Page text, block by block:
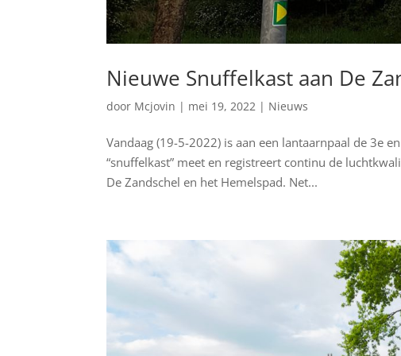
Nieuwe Snuffelkast aan De
door Mcjovin | mei 19, 2022 | Nieuws
Vandaag (19-5-2022) is aan een lantaarnpaal de 3e
“snuffelkast” meet en registreert continu de
De Zandschel en het Hemelspad. Net...